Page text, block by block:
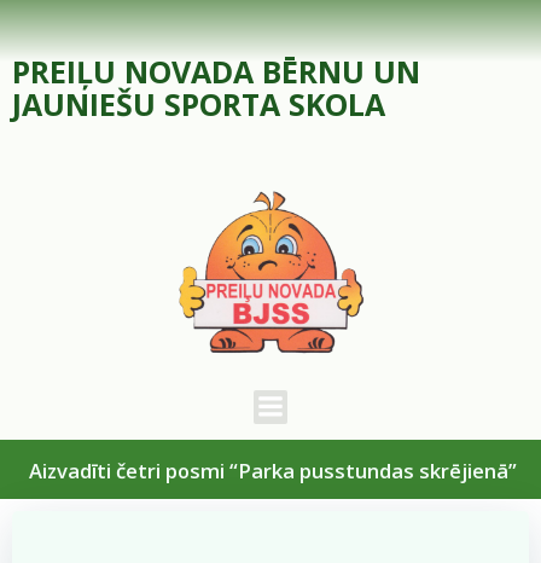
Skip
to
content
PREIĻU NOVADA BĒRNU UN
JAUNIEŠU SPORTA SKOLA
Aizvadīti četri posmi “Parka pusstundas skrējienā”